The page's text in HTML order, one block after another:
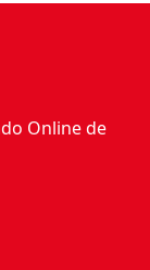
Online de